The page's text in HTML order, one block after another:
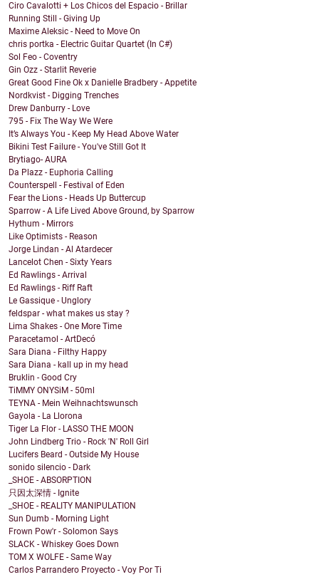
Ciro Cavalotti + Los Chicos del Espacio - Brillar
Running Still - Giving Up
Maxime Aleksic - Need to Move On
chris portka - Electric Guitar Quartet (In C#)
Sol Feo - Coventry
Gin Ozz - Starlit Reverie
Great Good Fine Ok x Danielle Bradbery - Appetite
Nordkvist - Digging Trenches
Drew Danburry - Love
795 - Fix The Way We Were
It’s Always You - Keep My Head Above Water
Bikini Test Failure - You've Still Got It
Brytiago- AURA
Da Plazz - Euphoria Calling
Counterspell - Festival of Eden
Fear the Lions - Heads Up Buttercup
Sparrow - A Life Lived Above Ground, by Sparrow
Hythum - Mirrors
Like Optimists - Reason
Jorge Lindan - Al Atardecer
Lancelot Chen - Sixty Years
Ed Rawlings - Arrival
Ed Rawlings - Riff Raft
Le Gassique - Unglory
feldspar - what makes us stay ?
Lima Shakes - One More Time
Paracetamol - ArtDecó
Sara Diana - Filthy Happy
Sara Diana - kall up in my head
Bruklin - Good Cry
TiMMY ONYSiM - 50ml
TEYNA - Mein Weihnachtswunsch
Gayola - La Llorona
Tiger La Flor - LASSO THE MOON
John Lindberg Trio - Rock 'N' Roll Girl
Lucifers Beard - Outside My House
sonido silencio - Dark
_SHOE - ABSORPTION
只因太深情 - Ignite
_SHOE - REALITY MANIPULATION
Sun Dumb - Morning Light
Frown Pow'r - Solomon Says
SLACK - Whiskey Goes Down
TOM X WOLFE - Same Way
Carlos Parrandero Proyecto - Voy Por Ti